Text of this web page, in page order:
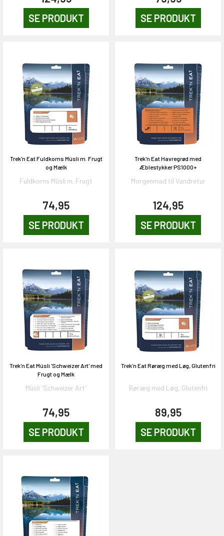
SE PRODUKT SE PRODUKT
Trek'n Eat Fuldkorns Müsli m. Frugt
og Mælk
Fuldkorns Müsli m. Frugt
74,95
SE PRODUKT
Trek'n Eat Havregrød med
Æblestykker PS1000+
Morgenmad til Vandretur
124,95
SE PRODUKT
Trek'n Eat Müsli 'Schweizer Art' med
Frugt og Mælk
Müsli 'Schweizer Art'
74,95
SE PRODUKT
Trek'n Eat Røræg med Løg, Glutenfri
Røræg med Løg, Glutenfri
89,95
SE PRODUKT
om et gavekort på
om måneden